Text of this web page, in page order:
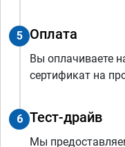
5 Оплата
Вы оплачиваете
сертификат на
6 Тест-драйв
Мы